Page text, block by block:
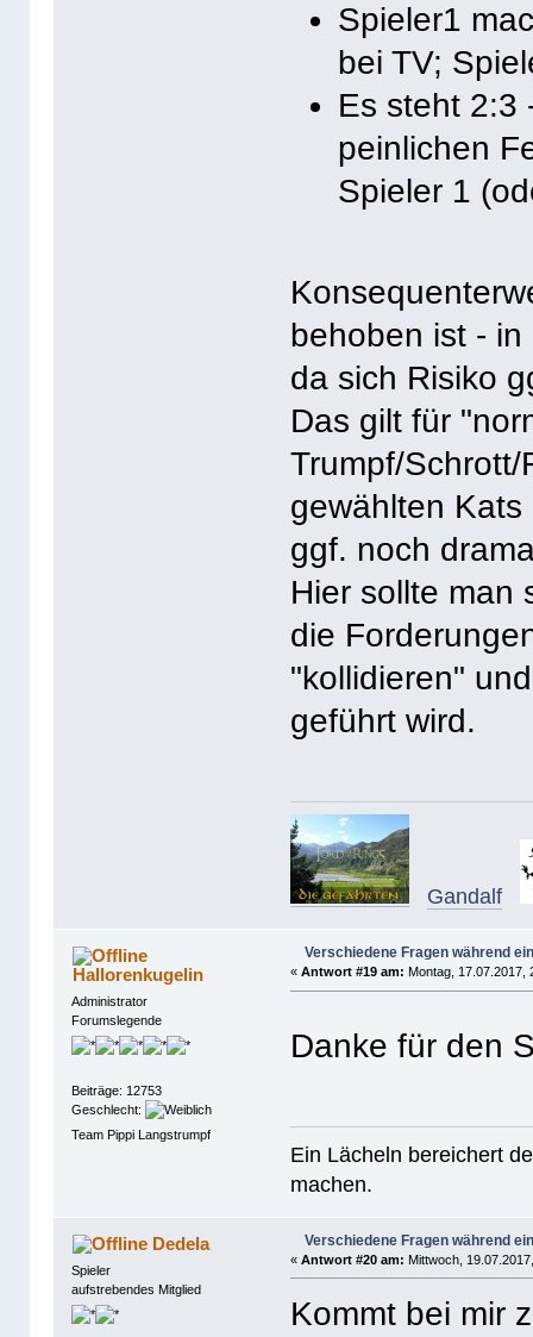
Spieler1
bei TV;
Es steht 2:3
peinlichen
Spieler 1
behoben ist -
da sich Risiko
Das gilt für
Trumpf/
gewählten
ggf. noch
Hier sollte man
die
"kollidieren"
geführt wird.
Gandalf
Hallorenkugelin
Administrator
Forumslegende
Beiträge: 12753
Geschlecht:
Team Pippi Langstrumpf
Verschiedene Fragen während
«Antwort #19 am: Montag, 17.07.2017,
Danke für den
Ein Lächeln bereichert
machen.
Dedela
Spieler
aufstrebendes Mitglied
Verschiedene Fragen während
«Antwort #20 am: Mittwoch,
Kommt bei mir